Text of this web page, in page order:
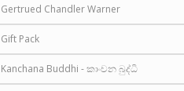
Gertrued Chandler Warner
Gift Pack
Kanchana Buddhi - කාංචන බුද්ධි